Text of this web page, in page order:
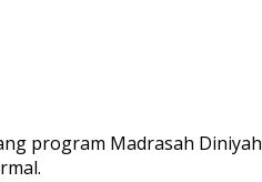
program Madrasah